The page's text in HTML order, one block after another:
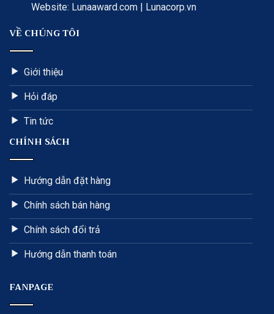
Website: Lunaaward.com | Lunacorp.vn
VỀ CHÚNG TÔI
Giới thiệu
Hỏi đáp
Tin tức
CHÍNH SÁCH
Hướng dẫn đặt hàng
Chính sách bán hàng
Chính sách đổi trả
Hướng dẫn thanh toán
FANPAGE